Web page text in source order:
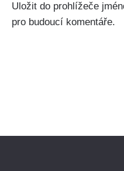
Uložit do prohlížeče
pro budoucí komentáře.